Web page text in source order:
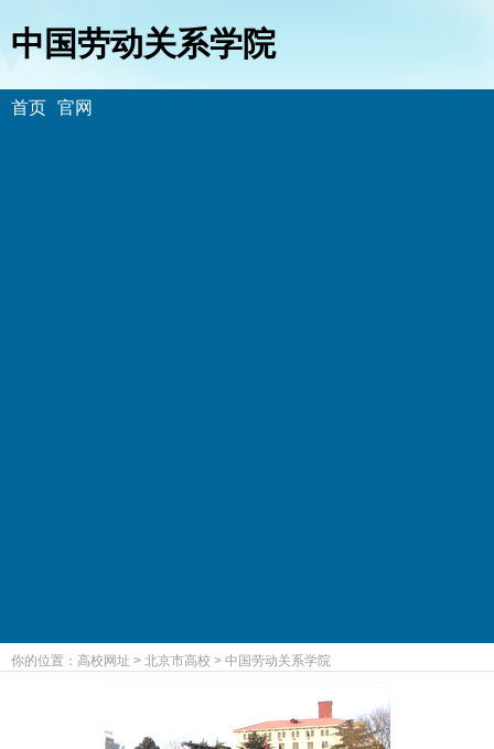
中国劳动关系学院
首页 官网
你的位置： 高校网址 > 北京市高校 > 中国劳动关系学院